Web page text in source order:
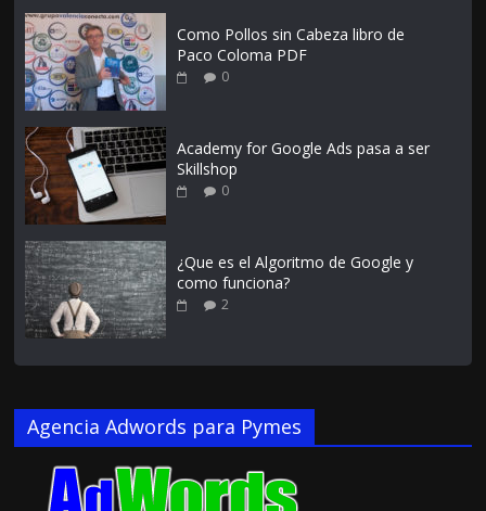
Como Pollos sin Cabeza libro de
Paco Coloma PDF
0
Academy for Google Ads pasa a ser
Skillshop
0
¿Que es el Algoritmo de Google y
como funciona?
2
Agencia Adwords para Pymes